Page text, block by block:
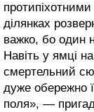
ділянках
важко, бо один
Навіть у ямці
смертельний
дуже обережно
поля», —